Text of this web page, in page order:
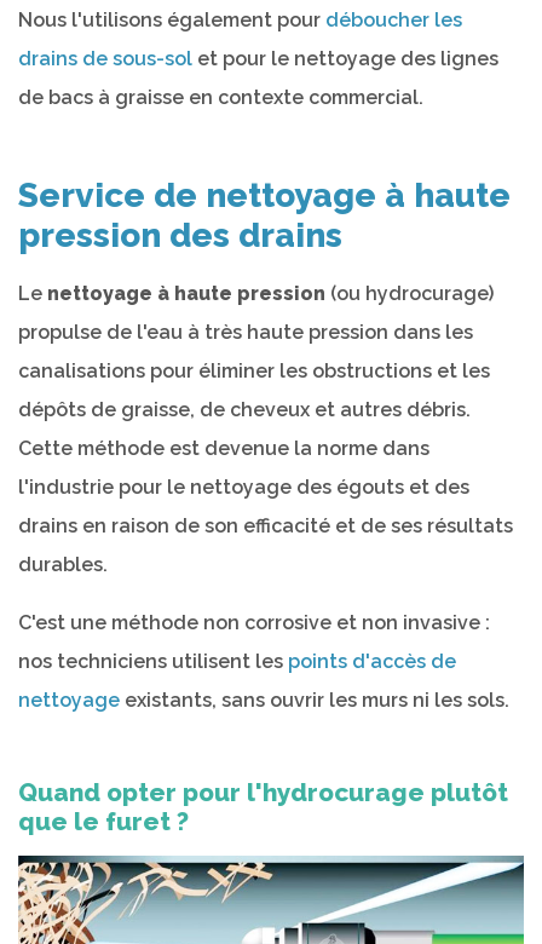
Nous l'utilisons également pour déboucher les
drains de sous-sol et pour le nettoyage des lignes
de bacs à graisse en contexte commercial.
Service de nettoyage à haute
pression des drains
Le nettoyage à haute pression (ou hydrocurage)
propulse de l'eau à très haute pression dans les
canalisations pour éliminer les obstructions et les
dépôts de graisse, de cheveux et autres débris.
Cette méthode est devenue la norme dans
l'industrie pour le nettoyage des égouts et des
drains en raison de son efficacité et de ses résultats
durables.
C'est une méthode non corrosive et non invasive :
nos techniciens utilisent les points d'accès de
nettoyage existants, sans ouvrir les murs ni les sols.
Quand opter pour l'hydrocurage plutôt
que le furet ?